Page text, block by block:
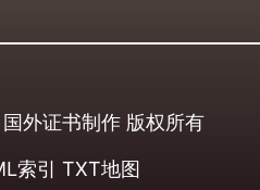
国外证书制作 版权所有
索引 TXT地图